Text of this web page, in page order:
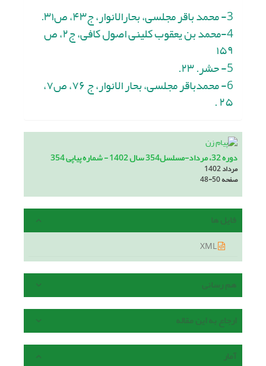
3- محمد باقر مجلسی، بحارالانوار، ج۴۳، ص۳۱.
4-محمد بن یعقوب کلینی اصول کافی، ج۲، ص
۱۵۹
5- حشر. ۲۳.
6- محمدباقر مجلسی، بحار الانوار، ج ۷۶، ص۷،
۲۵ .
دوره 32، مرداد-مسلسل354 سال 1402 - شماره پیاپی 354
مرداد 1402
صفحه48-50
فایل ها
هم رسانی
ارجاع به این مقاله
آمار